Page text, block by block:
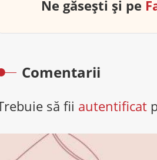
Ne găsești și pe
Comentarii
să fii autentificat